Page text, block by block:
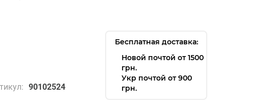
90102524
Бесплатная доставка:
Новой почтой от 1500
грн.
Укр почтой от 900
грн.